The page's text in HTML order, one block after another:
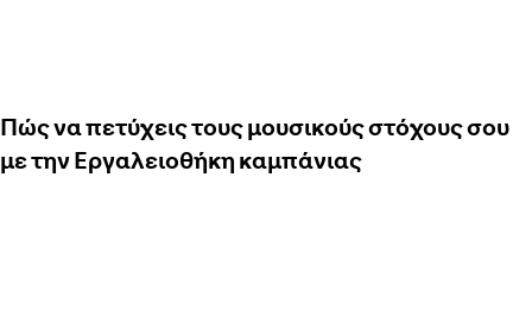
Πώς να πετύχεις τους μουσικούς στόχους σου
με την Εργαλειοθήκη καμπάνιας